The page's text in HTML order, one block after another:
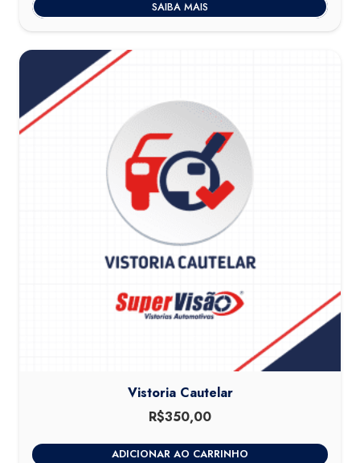
SAIBA MAIS
Vistoria Cautelar
R$350,00
ADICIONAR AO CARRINHO